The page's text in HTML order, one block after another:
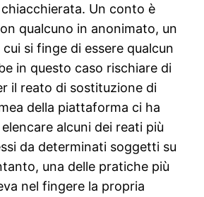
Un conto è
qualcuno in anonimato, un
si finge di essere qualcun
in questo caso rischiare di
il reato di sostituzione di
della piattaforma ci ha
alcuni dei reati più
da determinati soggetti su
una delle pratiche più
nel fingere la propria